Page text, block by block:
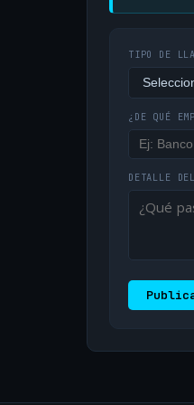
TIPO DE
¿DE QUÉ
DETALLE